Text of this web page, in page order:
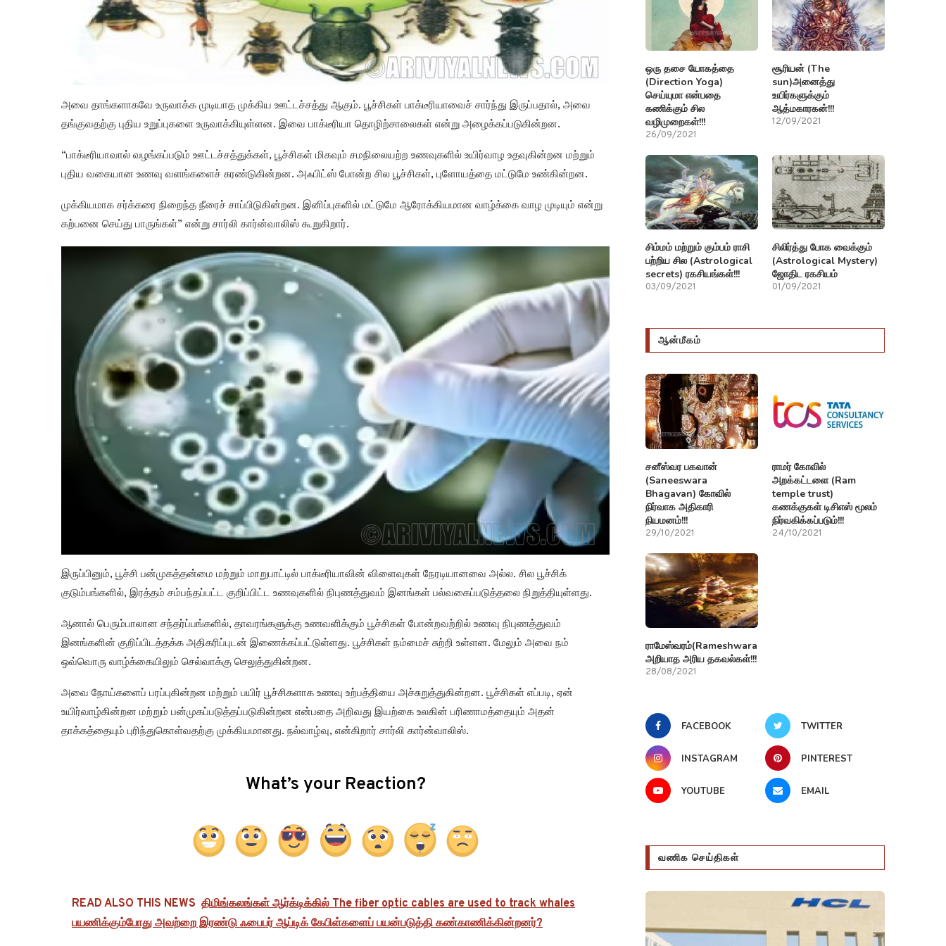
அவை தாங்களாகவே உருவாக்க முடியாத முக்கிய ஊட்டச்சத்து ஆகும். பூச்சிகள் பாக்டீரியாவைச் சார்ந்து இருப்பதால், அவை
தங்குவதற்கு புதிய உறுப்புகளை உருவாக்கியுள்ளன. இவை பாக்டீரியா தொழிற்சாலைகள் என்று அழைக்கப்படுகின்றன.
“பாக்டீரியாவால் வழங்கப்படும் ஊட்டச்சத்துக்கள், பூச்சிகள் மிகவும் சமநிலையற்ற உணவுகளில் உயிர்வாழ உதவுகின்றன மற்றும்
புதிய வகையான உணவு வளங்களைச் சுரண்டுகின்றன. அஃபிட்ஸ் போன்ற சில பூச்சிகள், புளோயத்தை மட்டுமே உண்கின்றன.
முக்கியமாக சர்க்கரை நிறைந்த நீரைச் சாப்பிடுகின்றன. இனிப்புகளில் மட்டுமே ஆரோக்கியமான வாழ்க்கை வாழ முடியும் என்று
கற்பனை செய்து பாருங்கள்” என்று சார்லி கார்ன்வாலிஸ் கூறுகிறார்.
இருப்பினும், பூச்சி பன்முகத்தன்மை மற்றும் மாறுபாட்டில் பாக்டீரியாவின் விளைவுகள் நேரடியானவை அல்ல. சில பூச்சிக்
குடும்பங்களில், இரத்தம் சம்பந்தப்பட்ட குறிப்பிட்ட உணவுகளில் நிபுணத்துவம் இனங்கள் பல்வகைப்படுத்தலை நிறுத்தியுள்ளது.
ஆனால் பெரும்பாலான சந்தர்ப்பங்களில், தாவரங்களுக்கு உணவளிக்கும் பூச்சிகள் போன்றவற்றில் உணவு நிபுணத்துவம்
இனங்களின் குறிப்பிடத்தக்க அதிகரிப்புடன் இணைக்கப்பட்டுள்ளது. பூச்சிகள் நம்மைச் சுற்றி உள்ளன. மேலும் அவை நம்
ஒவ்வொரு வாழ்க்கையிலும் செல்வாக்கு செலுத்துகின்றன.
அவை நோய்களைப் பரப்புகின்றன மற்றும் பயிர் பூச்சிகளாக உணவு உற்பத்தியை அச்சுறுத்துகின்றன. பூச்சிகள் எப்படி, ஏன்
உயிர்வாழ்கின்றன மற்றும் பன்முகப்படுத்தப்படுகின்றன என்பதை அறிவது இயற்கை உலகின் பரிணாமத்தையும் அதன்
தாக்கத்தையும் புரிந்துகொள்வதற்கு முக்கியமானது. நல்வாழ்வு, என்கிறார் சார்லி கார்ன்வாலிஸ்.
What’s your Reaction?
READ ALSO THIS NEWS திமிங்கலங்கள் ஆர்க்டிக்கில் The fiber optic cables are used to track whales
பயணிக்கும்போது அவற்றை இரண்டு ஃபைபர் ஆப்டிக் கேபிள்களைப் பயன்படுத்தி கண்காணிக்கின்றனர்?
ஒரு தசை யோகத்தை
(Direction Yoga)
செய்யுமா என்பதை
கணிக்கும் சில
வழிமுறைகள்!!!
26/09/2021
சூரியன் (The
sun)அனைத்து
உயிர்களுக்கும்
ஆத்மகாரகன்!!!
12/09/2021
சிம்மம் மற்றும் கும்பம் ராசி
பற்றிய சில (Astrological
secrets) ரகசியங்கள்!!!
03/09/2021
சிலிர்த்து போக வைக்கும்
(Astrological Mystery)
ஜோதிட ரகசியம்
01/09/2021
ஆன்மீகம்
சனீஸ்வர பகவான்
(Saneeswara
Bhagavan) கோவில்
நிர்வாக அதிகாரி
நியமனம்!!!
29/10/2021
ராமர் கோவில்
அறக்கட்டளை (Ram
temple trust)
கணக்குகள் டிசிஎஸ் மூலம்
நிர்வகிக்கப்படும்!!!
24/10/2021
ராமேஸ்வரம்(Rameshwaram)பற்றி
அறியாத அரிய தகவல்கள்!!!
28/08/2021
FACEBOOK TWITTER
INSTAGRAM PINTEREST
YOUTUBE EMAIL
வணிக செய்திகள்